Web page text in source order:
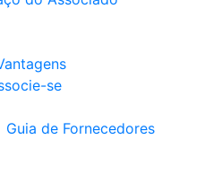
se
Guia de Fornecedores